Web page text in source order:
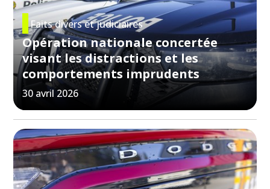
Faits divers et judiciaires
Opération nationale concertée
visant les distractions et les
comportements imprudents
30 avril 2026